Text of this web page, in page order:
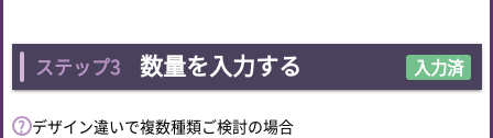
ステップ3 数量を入力する 入力済
デザイン違いで複数種類ご検討の場合